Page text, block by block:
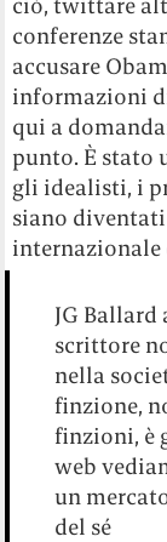
conferenze
accusare
informazioni
qui a
punto. È stato
gli idealisti, i
siano
internazionale
JG
scrittore
nella
finzione,
finzioni, è
web
un
del sé